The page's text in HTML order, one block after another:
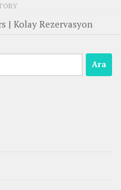
| Kolay Rezervasyon